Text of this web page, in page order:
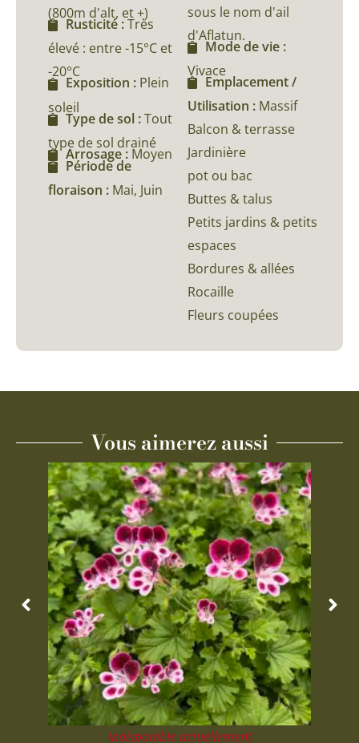
(800m d'alt, et +)
Rusticité :Très
élevé : entre -15°C et
-20°C
Exposition : Plein
soleil
Type de sol :Tout
type de sol drainé
Arrosage : Moyen
Période de
floraison : Mai, Juin
sous le nom d'ail
d'Aflatun.
Mode de vie :
Vivace
Emplacement /
Utilisation : Massif
Balcon & terrasse
Jardinière
pot ou bac
Buttes & talus
Petits jardins & petits
espaces
Bordures & allées
Rocaille
Fleurs coupées
Vous aimerez aussi
Indisponible actuellement